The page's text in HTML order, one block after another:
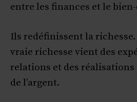
entre les finances et le
Ils redéfinissent la
vraie richesse vient des
relations et des réalisations
de l’argent.